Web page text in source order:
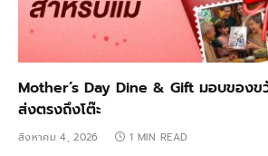
Mother’s Day Dine & Gift มอบของ
ส่งตรงถึงโต๊ะ
สิงหาคม 4, 2026 1 MIN READ